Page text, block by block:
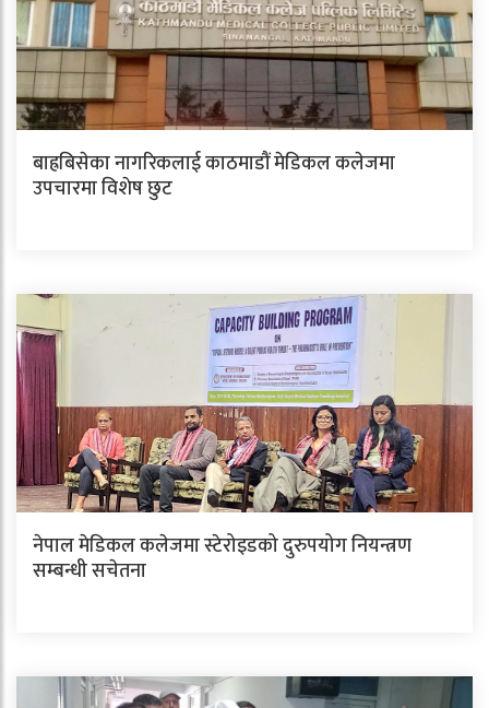
बाह्रबिसेका नागरिकलाई काठमाडौं मेडिकल कलेजमा
उपचारमा विशेष छुट
नेपाल मेडिकल कलेजमा स्टेरोइडको दुरुपयोग नियन्त्रण
सम्बन्धी सचेतना